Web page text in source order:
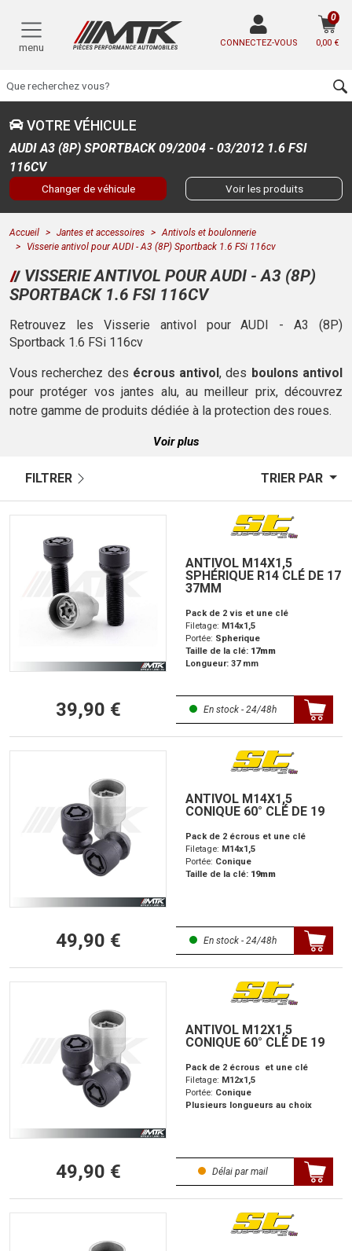
menu CONNECTEZ-VOUS 0,00 €
0
VOTRE VÉHICULE
AUDI A3 (8P) SPORTBACK 09/2004 - 03/2012 1.6 FSI
116CV
Changer de véhicule Voir les produits
Accueil Jantes et accessoires
Antivols et boulonnerie
Visserie antivol pour AUDI - A3 (8P) Sportback 1.6 FSi 116cv
VISSERIE ANTIVOL POUR AUDI - A3 (8P)
SPORTBACK 1.6 FSI 116CV
Retrouvez les Visserie antivol pour AUDI - A3 (8P)
Sportback 1.6 FSi 116cv
Vous recherchez des écrous antivol, des boulons antivol
pour protéger vos jantes alu, au meilleur prix, découvrez
notre gamme de produits dédiée à la protection des roues.
Voir plus
FILTRER TRIER PAR
ANTIVOL M14X1,5
SPHÉRIQUE R14 CLÉ DE 17
37MM
Pack de 2 vis et une clé
Filetage: M14x1,5
Portée: Spherique
Taille de la clé: 17mm
Longueur: 37 mm
39,90 € En stock - 24/48h
ANTIVOL M14X1,5
CONIQUE 60° CLÉ DE 19
Pack de 2 écrous et une clé
Filetage: M14x1,5
Portée: Conique
Taille de la clé: 19mm
49,90 € En stock - 24/48h
ANTIVOL M12X1,5
CONIQUE 60° CLÉ DE 19
Pack de 2 écrous et une clé
Filetage: M12x1,5
Portée: Conique
Plusieurs longueurs au choix
49,90 € Délai par mail